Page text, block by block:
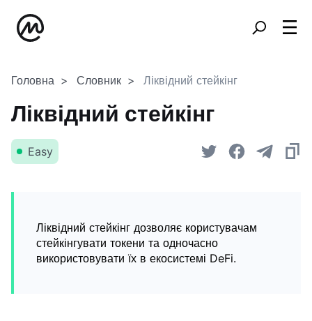
Головна Словник Ліквідний стейкінг
Ліквідний стейкінг
Easy
Ліквідний стейкінг дозволяє користувачам
стейкінгувати токени та одночасно
використовувати їх в екосистемі DeFi.